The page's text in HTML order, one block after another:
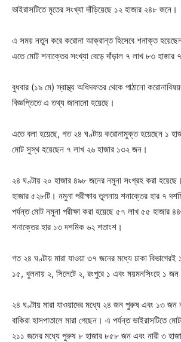
ভাইরাসটিতে মৃতের সংখ্যা দাঁড়িয়েছে ১২ হাজার ২৪৮ জনে।
এ সময় নতুন করে করোনা আক্রান্ত হিসেবে শনাক্ত
এতে মোট শনাক্তের সংখ্যা বেড়ে দাঁড়াল ৭ লাখ ৮৩ হাজার
বুধবার (১৯ মে) স্বাস্থ্য অধিদফতর থেকে পাঠানো
বিজ্ঞপ্তিতে এ তথ্য জানানো হয়েছে।
এতে বলা হয়েছে, গত ২৪ ঘণ্টায় করোনামুক্ত হয়েছেন ১
মোট সুস্থ হয়েছেন ৭ লাখ ২৬ হাজার ১৩২ জন।
২৪ ঘণ্টায় ২০ হাজার ৪৯৮ জনের নমুনা সংগ্রহ করা
হাজার ৫২৮টি। নমুনা পরীক্ষার তুলনায় শনাক্তের হার ৭
পর্যন্ত মোট নমুনা পরীক্ষা করা হয়েছে ৫৭ লাখ ৫৫ হাজার
শনাক্তের হার ১৩ দশমিক ৬২ শতাংশ।
গত ২৪ ঘণ্টায় মারা যাওয়া ৩৭ জনের মধ্যে ঢাকা
১৫, খুলনায় ২, সিলেটে ২, রংপুরে ১ এবং ময়মনসিংহে ১ জন
২৪ ঘণ্টায় মারা যাওয়াদের মধ্যে ২৪ জন পুরুষ এবং ১৩ জন
বাকিরা হাসপাতালে মারা গেছেন। এ পর্যন্ত ভাইরাসটিতে
২১১ জনের মধ্যে পুরুষ ৮ হাজার ৮৫৮ জন এবং নারী ৩